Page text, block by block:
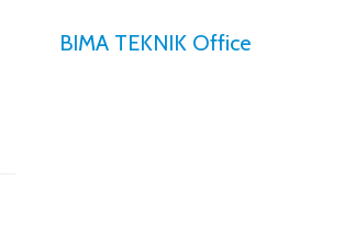
BIMA TEKNIK Office